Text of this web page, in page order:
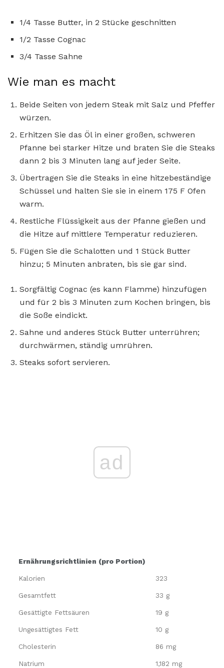
1/4 Tasse Butter, in 2 Stücke geschnitten
1/2 Tasse Cognac
3/4 Tasse Sahne
Wie man es macht
Beide Seiten von jedem Steak mit Salz und Pfeffer
würzen.
Erhitzen Sie das Öl in einer großen, schweren
Pfanne bei starker Hitze und braten Sie die Steaks
dann 2 bis 3 Minuten lang auf jeder Seite.
Übertragen Sie die Steaks in eine hitzebeständige
Schüssel und halten Sie sie in einem 175 F Ofen
warm.
Restliche Flüssigkeit aus der Pfanne gießen und
die Hitze auf mittlere Temperatur reduzieren.
Fügen Sie die Schalotten und 1 Stück Butter
hinzu; 5 Minuten anbraten, bis sie gar sind.
Sorgfältig Cognac (es kann Flamme) hinzufügen
und für 2 bis 3 Minuten zum Kochen bringen, bis
die Soße eindickt.
Sahne und anderes Stück Butter unterrühren;
durchwärmen, ständig umrühren.
Steaks sofort servieren.
ad
Ernährungsrichtlinien (pro Portion)
Kalorien 323
Gesamtfett 33 g
Gesättigte Fettsäuren 19 g
Ungesättigtes Fett 10 g
Cholesterin 86 mg
Natrium 1,182 mg